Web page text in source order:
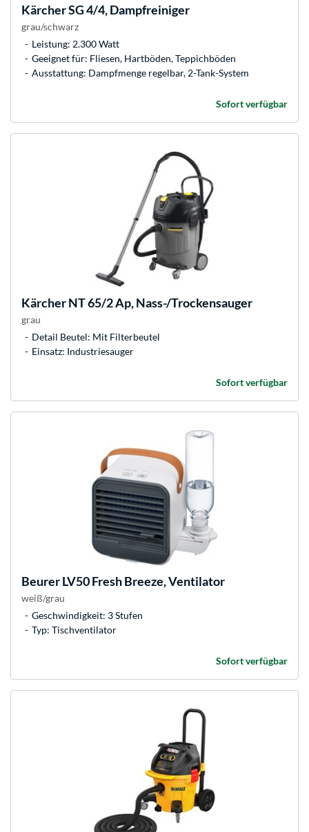
KärcherSG 4/4, Dampfreiniger
grau/schwarz
Leistung: 2.300 Watt
Geeignet für: Fliesen, Hartböden, Teppichböden
Ausstattung: Dampfmenge regelbar, 2-Tank-System
Sofort verfügbar
KärcherNT 65/2 Ap, Nass-/Trockensauger
grau
Detail Beutel: Mit Filterbeutel
Einsatz: Industriesauger
Sofort verfügbar
BeurerLV50 Fresh Breeze, Ventilator
weiß/grau
Geschwindigkeit: 3 Stufen
Typ: Tischventilator
Sofort verfügbar